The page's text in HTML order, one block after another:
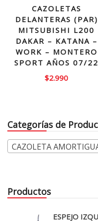
CAZOLETAS
DELANTERAS (PAR)
MITSUBISHI L200
DAKAR – KATANA –
WORK – MONTERO
SPORT AÑOS 07/22
$2.990
Categorías de
CAZOLETA
Productos
ESPEJO